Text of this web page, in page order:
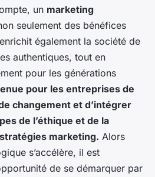
un marketing
seulement des bénéfices
également la société de
authentiques, tout en
pour les générations
pour les entreprises de
changement et d’intégrer
de l’éthique et de la
marketing. Alors
s’accélère, il est
de se démarquer par